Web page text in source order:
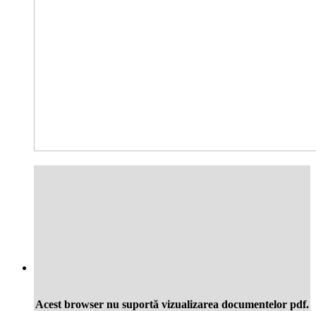
Acest browser nu suportă vizualizarea documentelor pdf.